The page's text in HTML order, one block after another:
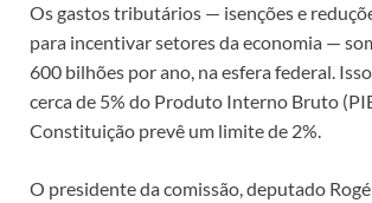
Os gastos tributários — isenções e
para incentivar setores da economia —
600 bilhões por ano, na esfera federal.
cerca de 5% do Produto Interno Bruto (
Constituição prevê um limite de 2%.
O presidente da comissão, deputado